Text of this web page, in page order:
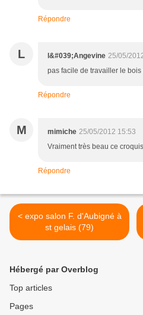
Répondre
L l&#039;Angevine 25/05/
pas facile de travailler le
Répondre
M mimiche 25/05/2012 15:53
Vraiment très beau ce
Répondre
< expo salon F. d'Aubigné à
st gelais (79)
Hébergé par Overblog
Top articles
Pages